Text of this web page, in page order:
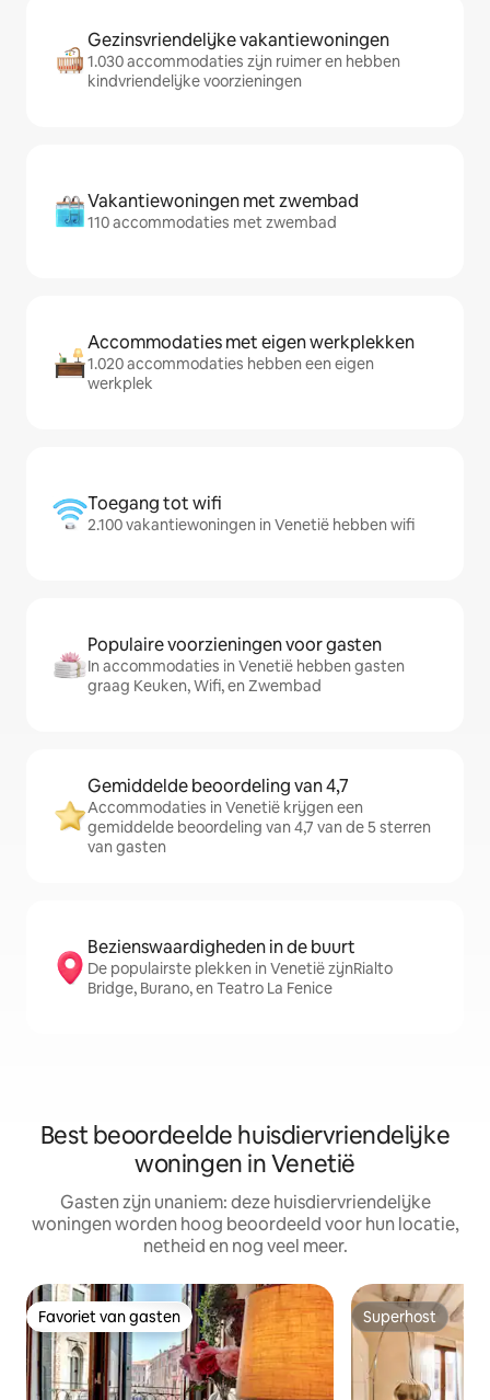
Gezinsvriendelijke vakantiewoningen
1.030 accommodaties zijn ruimer en hebben
kindvriendelijke voorzieningen
Vakantiewoningen met zwembad
110 accommodaties met zwembad
Accommodaties met eigen werkplekken
1.020 accommodaties hebben een eigen
werkplek
Toegang tot wifi
2.100 vakantiewoningen in Venetië hebben wifi
Populaire voorzieningen voor gasten
In accommodaties in Venetië hebben gasten
graag Keuken, Wifi, en Zwembad
Gemiddelde beoordeling van 4,7
Accommodaties in Venetië krijgen een
gemiddelde beoordeling van 4,7 van de 5 sterren
van gasten
Bezienswaardigheden in de buurt
De populairste plekken in Venetië zijnRialto
Bridge, Burano, en Teatro La Fenice
Best beoordeelde huisdiervriendelijke
woningen in Venetië
Gasten zijn unaniem: deze huisdiervriendelijke
woningen worden hoog beoordeeld voor hun locatie,
netheid en nog veel meer.
Favoriet van gasten
Favoriet van gasten Superhost
Superhost